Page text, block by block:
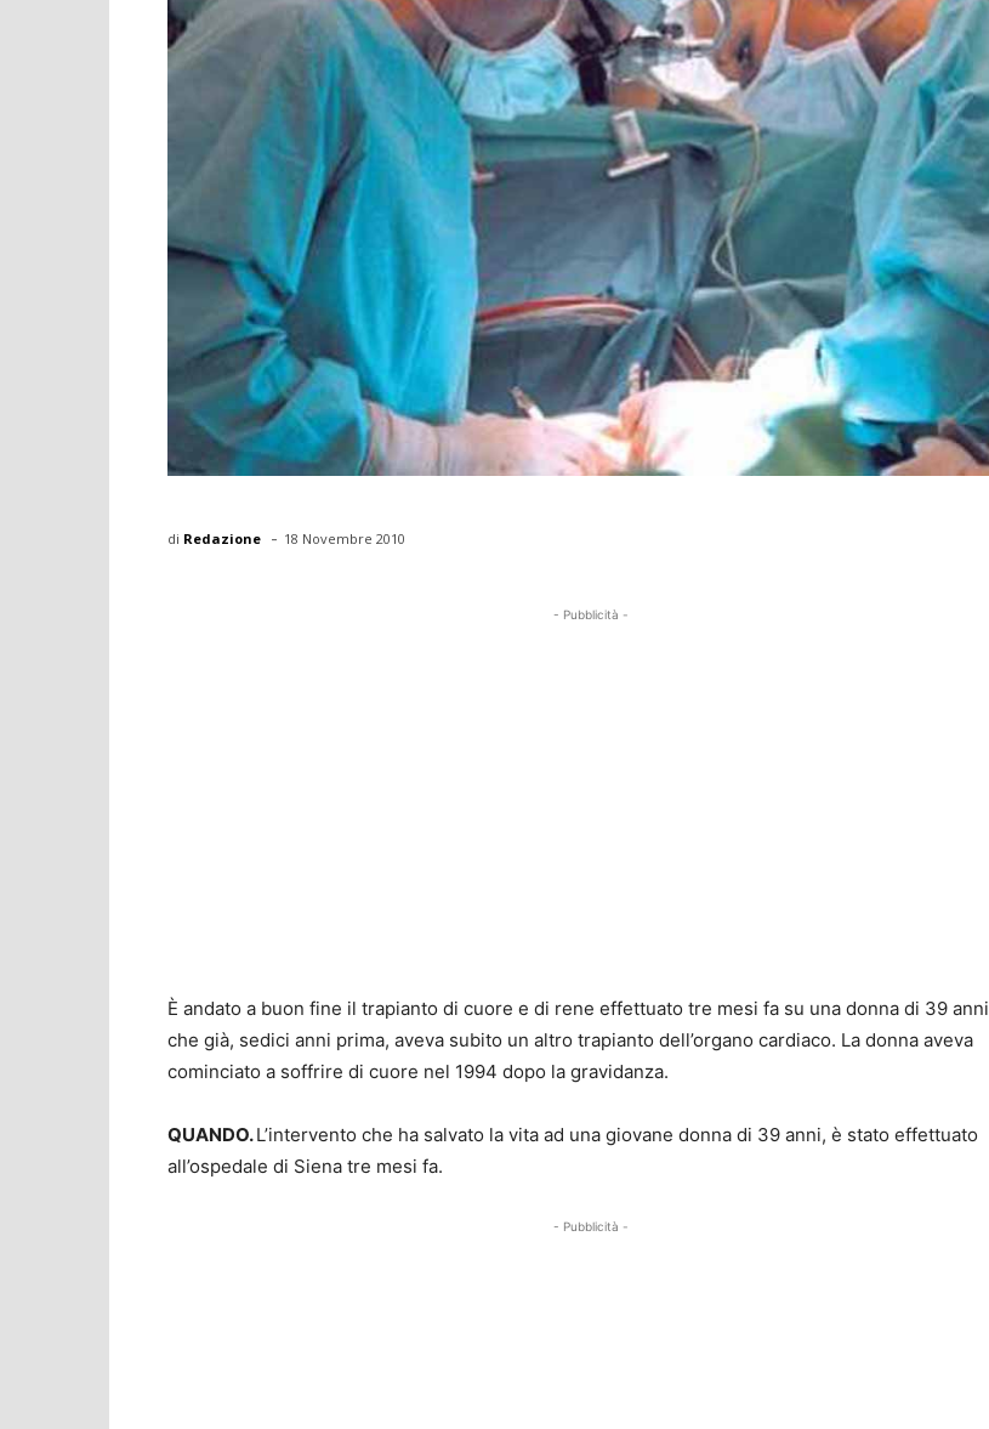
di Redazione - 18 Novembre 2010
- Pubblicità -
È andato a buon fine il trapianto di cuore e di rene effettuato tre mesi fa su una donna di 39 anni
che già, sedici anni prima, aveva subito un altro trapianto dell’organo cardiaco. La donna aveva
cominciato a soffrire di cuore nel 1994 dopo la gravidanza.
QUANDO.L’intervento che ha salvato la vita ad una giovane donna di 39 anni, è stato effettuato
all’ospedale di Siena tre mesi fa.
- Pubblicità -